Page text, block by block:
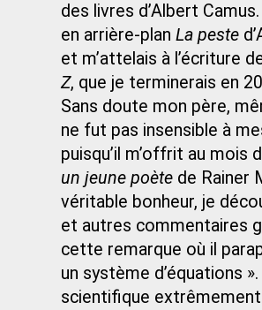
des livres d’Albert
en arrière‑plan La peste
et m’attelais à l’écriture
Z, que je terminerais en
Sans doute mon père,
ne fut pas insensible à
puisqu’il m’offrit au
un jeune poète de Rainer
véritable bonheur, je
et autres commentaires
cette remarque où il
un système d’équations
scientifique extrêmement